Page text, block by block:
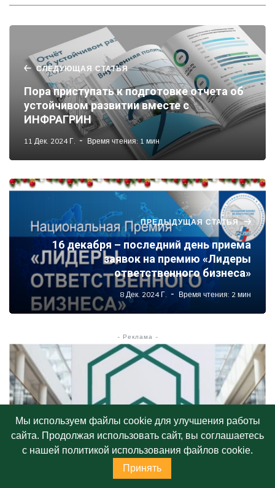
СЛЕДУЮЩАЯ СТАТЬЯ
Пора приступать к подготовке отчета об
устойчивом развитии вместе с
ИНФРАГРИН
11 Дек. 2024 Г. Время чтения: 1 мин
ПРЕДЫДУЩАЯ СТАТЬЯ
16 декабря – последний день приема
заявок на премию «Лидеры
ответственного бизнеса»
8 Дек. 2024 Г. Время чтения: 2 мин
- Реклама -
Мы используем файлы cookie для улучшения работы
сайта. Продолжая использовать сайт, вы соглашаетесь
с нашей политикой использования файлов cookie.
Принять